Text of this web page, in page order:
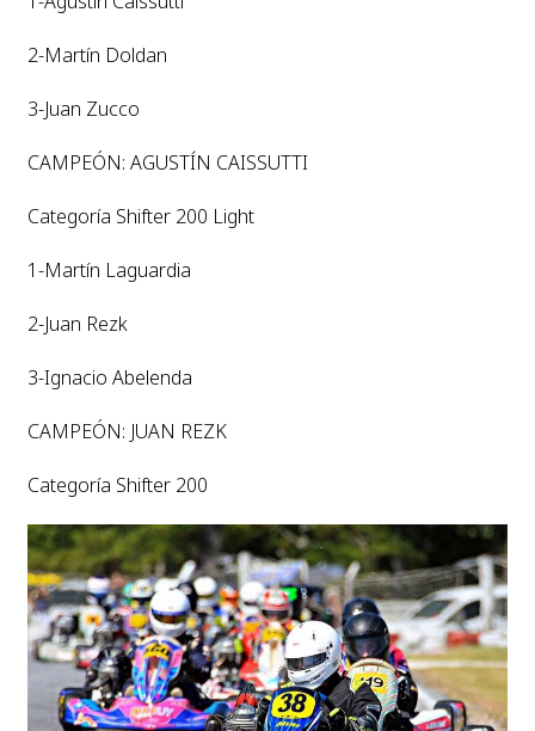
2-Martín Doldan
3-Juan Zucco
CAMPEÓN: AGUSTÍN CAISSUTTI
Categoría Shifter 200 Light
1-Martín Laguardia
2-Juan Rezk
3-Ignacio Abelenda
CAMPEÓN: JUAN REZK
Categoría Shifter 200